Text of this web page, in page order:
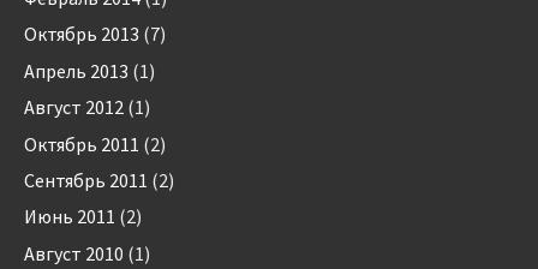
Октябрь 2013 (7)
Апрель 2013 (1)
Август 2012 (1)
Октябрь 2011 (2)
Сентябрь 2011 (2)
Июнь 2011 (2)
Август 2010 (1)